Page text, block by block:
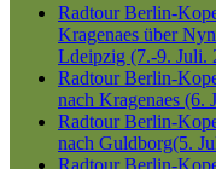
Radtour Berlin-
Kragenaes über
Ldeipzig (7.-9. Juli.
Radtour Berlin-
nach Kragenaes (6.
Radtour Berlin-
nach Guldborg(5.
Radtour Berlin-